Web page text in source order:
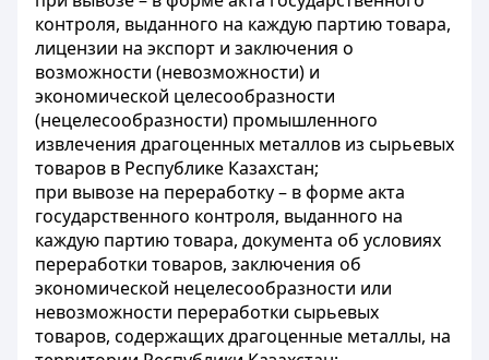
контроля, выданного на каждую партию товара,
лицензии на экспорт и заключения о
возможности (невозможности) и
экономической целесообразности
(нецелесообразности) промышленного
извлечения драгоценных металлов из сырьевых
товаров в Республике Казахстан;
при вывозе на переработку – в форме акта
государственного контроля, выданного на
каждую партию товара, документа об условиях
переработки товаров, заключения об
экономической нецелесообразности или
невозможности переработки сырьевых
товаров, содержащих драгоценные металлы, на